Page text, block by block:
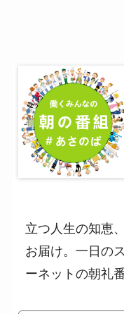
立つ人生の知恵
お届け。一日の
ーネットの朝礼番